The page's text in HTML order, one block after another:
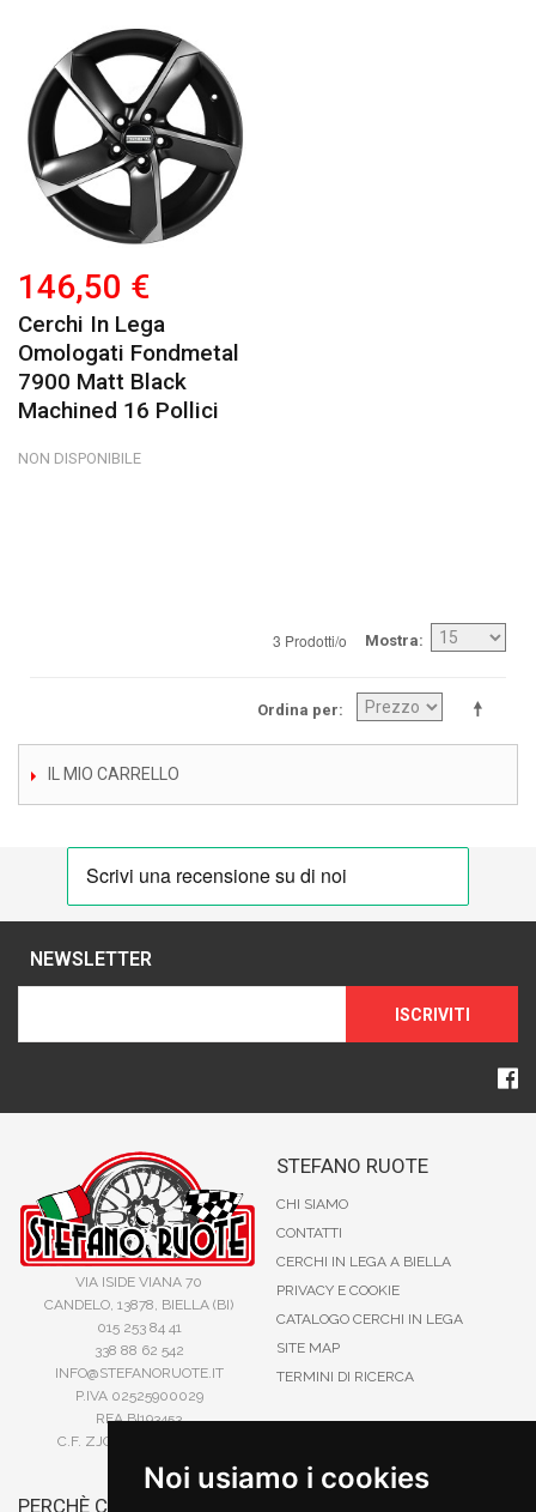
Noi usiamo i cookies
146,50 €
Cerchi In Lega
Omologati Fondmetal
7900 Matt Black
Machined 16 Pollici
NON DISPONIBILE
3 Prodotti/o Mostra
Ordina per
IL MIO CARRELLO
NEWSLETTER
ISCRIVITI
VIA ISIDE VIANA 70
CANDELO, 13878, BIELLA (BI)
015 253 84 41
338 88 62 542
INFO@STEFANORUOTE.IT
P.IVA 02525900029
REA BI193453
C.F. ZJOSFN73H14A859X
STEFANO RUOTE
CHI SIAMO
CONTATTI
CERCHI IN LEGA A BIELLA
PRIVACY E COOKIE
CATALOGO CERCHI IN LEGA
SITE MAP
TERMINI DI RICERCA
PERCHÈ COMPRARE DA